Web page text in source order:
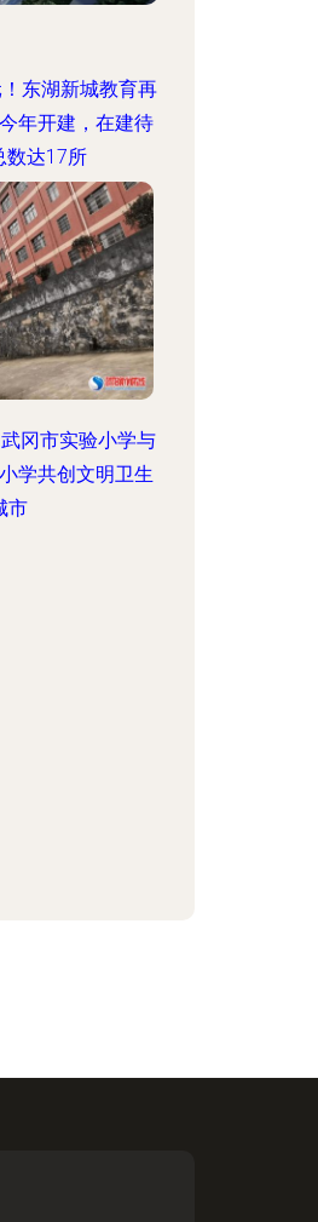
东湖新城教育再
年开建，在建待
数达17所
冈市实验小学与
学共创文明卫生
市